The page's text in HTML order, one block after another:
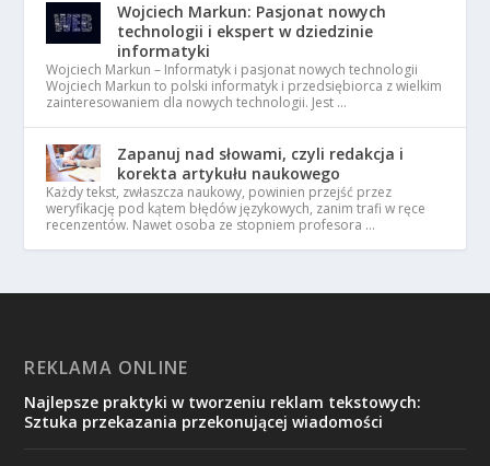
Wojciech Markun: Pasjonat nowych
technologii i ekspert w dziedzinie
informatyki
Wojciech Markun – Informatyk i pasjonat nowych technologii
Wojciech Markun to polski informatyk i przedsiębiorca z wielkim
zainteresowaniem dla nowych technologii. Jest …
Zapanuj nad słowami, czyli redakcja i
korekta artykułu naukowego
Każdy tekst, zwłaszcza naukowy, powinien przejść przez
weryfikację pod kątem błędów językowych, zanim trafi w ręce
recenzentów. Nawet osoba ze stopniem profesora …
REKLAMA ONLINE
Najlepsze praktyki w tworzeniu reklam tekstowych:
Sztuka przekazania przekonującej wiadomości